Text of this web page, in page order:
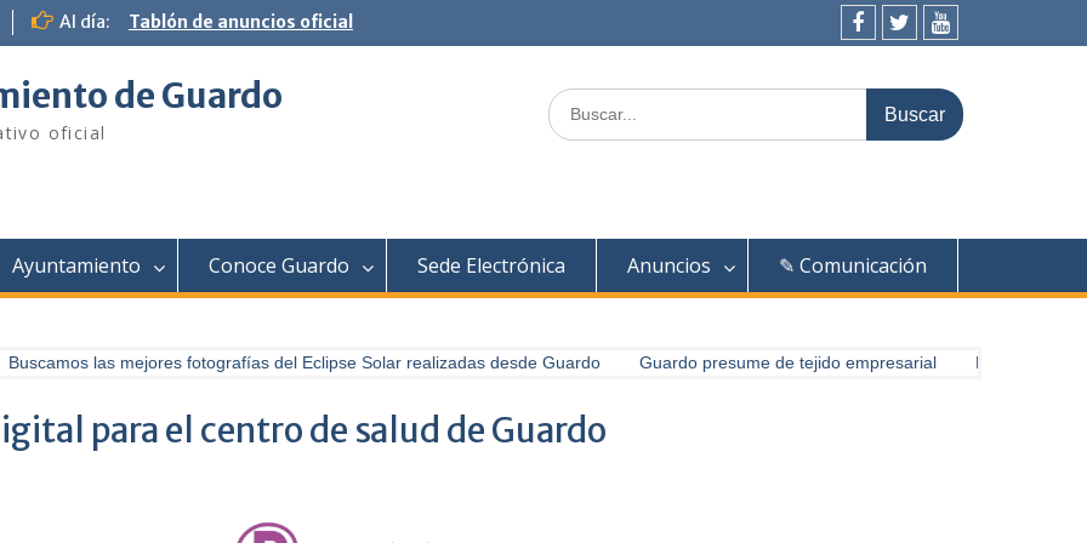
Al día:
Tablón de anuncios oficial
Facebook
TwitterYoutube
de Guardo
oficial
Buscar:
Ayuntamiento Conoce Guardo Sede Electrónica Anuncios ✎ Comunicación
las mejores fotografías del Eclipse Solar realizadas desde Guardo Guardo presume de tejido empresarial Exploradores
para el centro de salud de Guardo